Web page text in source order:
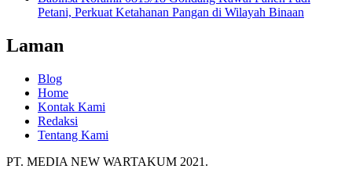
Petani, Perkuat Ketahanan Pangan di Wilayah Binaan
Laman
Blog
Home
Kontak Kami
Redaksi
Tentang Kami
PT. MEDIA NEW WARTAKUM 2021.